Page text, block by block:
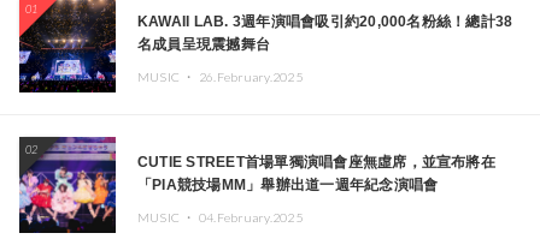
01
KAWAII LAB. 3週年演唱會吸引約20,000名粉絲！總計38
名成員呈現震撼舞台
MUSIC ・ 26.February.2025
02
CUTIE STREET首場單獨演唱會座無虛席，並宣布將在
「PIA競技場MM」舉辦出道一週年紀念演唱會
MUSIC ・ 04.February.2025